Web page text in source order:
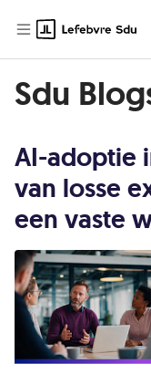
Sdu
AI-adoptie
van losse
een vaste